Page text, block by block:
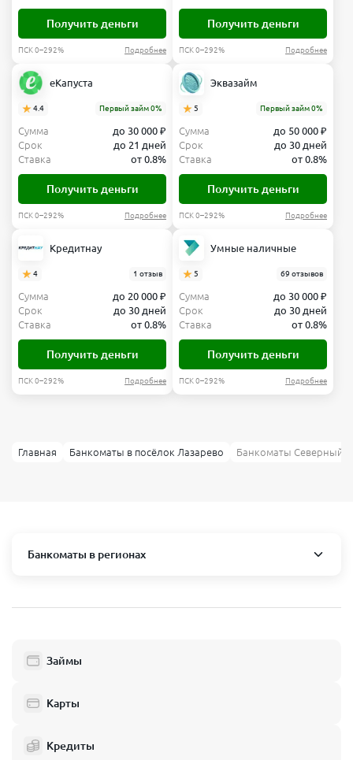
Получить деньги
ПСК 0–292% Подробнее
Получить деньги
ПСК 0–292% Подробнее
еКапуста
4.4 Первый займ 0%
Сумма
до 30 000 ₽
Срок
до 21 дней
Ставка
от 0.8%
Получить деньги
ПСК 0–292% Подробнее
Эквазайм
5 Первый займ 0%
Сумма
до 50 000 ₽
Срок
до 30 дней
Ставка
от 0.8%
Получить деньги
ПСК 0–292% Подробнее
Кредитнау
4 1 отзыв
Сумма
до 20 000 ₽
Срок
до 30 дней
Ставка
от 0.8%
Получить деньги
ПСК 0–292% Подробнее
Умные наличные
5 69 отзывов
Сумма
до 30 000 ₽
Срок
до 30 дней
Ставка
от 0.8%
Получить деньги
ПСК 0–292% Подробнее
Главная Банкоматы в посёлок Лазарево Банкоматы Северный
Банкоматы в регионах
Балашиха
Одинцово
Электросталь
Займы
Карты
Кредиты